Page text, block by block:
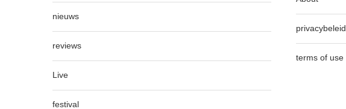
nieuws
reviews
Live
festival
privacybeleid
terms of use